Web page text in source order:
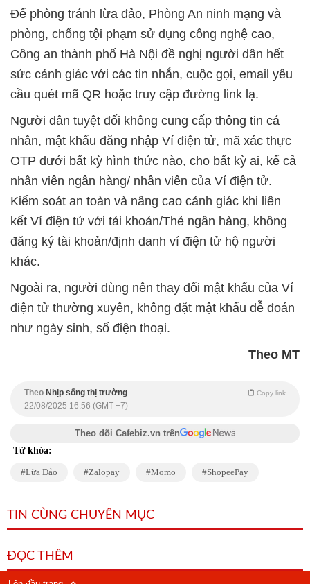
Để phòng tránh lừa đảo, Phòng An ninh mạng và
phòng, chống tội phạm sử dụng công nghệ cao,
Công an thành phố Hà Nội đề nghị người dân hết
sức cảnh giác với các tin nhắn, cuộc gọi, email yêu
cầu quét mã QR hoặc truy cập đường link lạ.
Người dân tuyệt đối không cung cấp thông tin cá
nhân, mật khẩu đăng nhập Ví điện tử, mã xác thực
OTP dưới bất kỳ hình thức nào, cho bất kỳ ai, kể cả
nhân viên ngân hàng/ nhân viên của Ví điện tử.
Kiểm soát an toàn và nâng cao cảnh giác khi liên
kết Ví điện tử với tải khoản/Thẻ ngân hàng, không
đăng ký tài khoản/định danh ví điện tử hộ người
khác.
Ngoài ra, người dùng nên thay đổi mật khẩu của Ví
điện tử thường xuyên, không đặt mật khẩu dễ đoán
như ngày sinh, số điện thoại.
Theo MT
Theo Nhịp sống thị trường Copy link
22/08/2025 16:56 (GMT +7)
Theo dõi Cafebiz.vn trên
Từ khóa:
Lừa Đảo Zalopay Momo ShopeePay
TIN CÙNG CHUYÊN MỤC
ĐỌC THÊM